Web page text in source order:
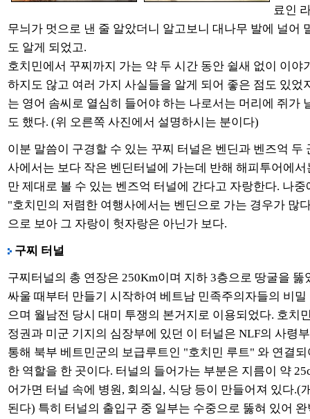
료인
무늬가 멋으로 낸 줄 알았더니 알고보니 대나무 발에 널어
도 알게 되었고.
호치민에서 꾸찌까지 가는 약 두 시간 동안 쉴새 없이 이야
하지도 않고 여러 가지 사실들을 알게 되어 좋은 점도 있었
는 영어 솜씨로 열심히 들어야 하는 나로서는 머리에 쥐가
도 했다. (위 오른쪽 사진에서 설명하시는 분이다)
이분 말씀이 구경할 수 있는 꾸찌 터널은 벤딘과 벤즈억 두
사에서는 보다 작은 벤딘터널에 가는데 반해 해피투어에
만 제대로 볼 수 있는 벤즈억 터널에 간다고 자랑한다. 나
"호치민의 저렴한 여행사에서는 벤딘으로 가는 경우가 많
으로 보아 그 자랑이 헛자랑은 아닌가 보다.
구찌 터널
구찌터널의 총 연장은 250Km이며 지하 3층으로 땅굴을 뚫
싸울 때부터 만들기 시작하여 베트남 민족주의자들의 비
으며 월남전 당시 대미 투쟁의 본거지로 이용되었다. 호치
정권과 미군 기지의 심장부에 있던 이 터널은 NLF의 사령
통해 북부 베트민군의 보급루트인 "호치민 루트" 와 연결
한 역할을 한 곳이다. 터널의 들어가는 부분은 지름이 약
어가면 터널 속에 병원, 회의실, 식당 등이 만들어져 있다.(
된다) 특히 터널의 출입구 중 일부는 수중으로 뚫혀 있어